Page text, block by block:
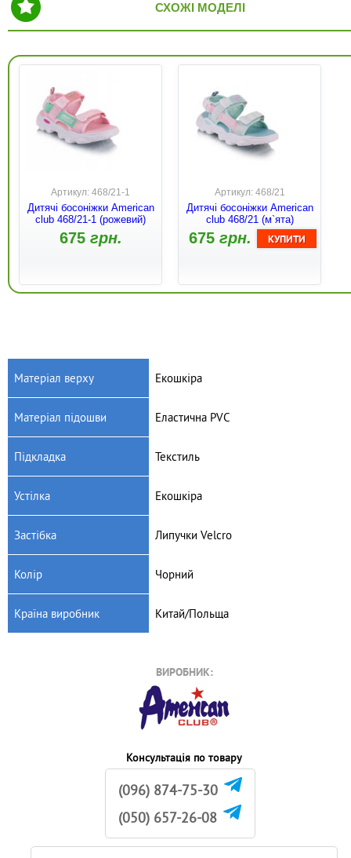
СХОЖІ МОДЕЛІ
Артикул: 468/21-1
Дитячі босоніжки American
club 468/21-1 (рожевий)
675грн.
Артикул: 468/21
Дитячі босоніжки American
club 468/21 (м`ята)
675грн.
club 448/21-1 (сірий/синій)
670грн.
Матеріал верху Екошкіра
Матеріал підошви Еластична PVC
Підкладка Текстиль
Устілка Екошкіра
Застібка Липучки Velcro
Колір Чорний
Країна виробник Китай/Польща
ВИРОБНИК:
Консультація по товару
(096) 874-75-30
(050) 657-26-08